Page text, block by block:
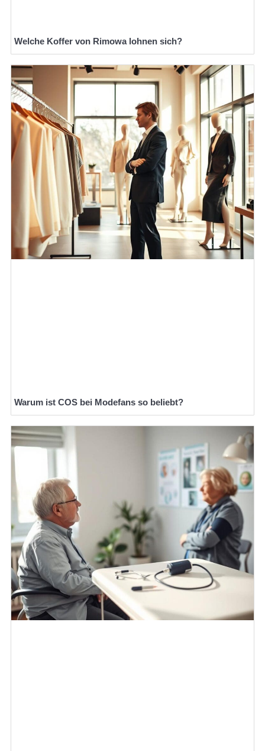
Welche Koffer von Rimowa lohnen sich?
Warum ist COS bei Modefans so beliebt?